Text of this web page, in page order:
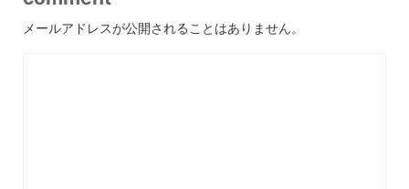
メールアドレスが公開されることはありません。